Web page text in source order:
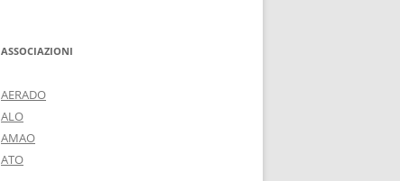
ASSOCIAZIONI
AERADO
ALO
AMAO
ATO